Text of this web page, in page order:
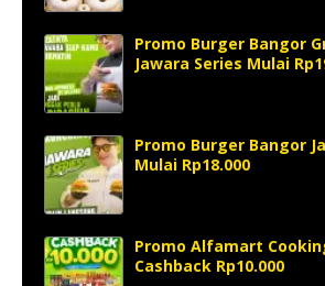
Promo Burger Bangor
Jawara Series Mulai
Promo Burger Bangor
Mulai Rp18.000
Promo Alfamart
Cashback Rp10.000